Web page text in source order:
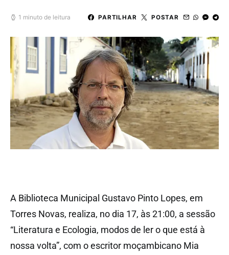
1 minuto de leitura PARTILHAR POSTAR
A Biblioteca Municipal Gustavo Pinto Lopes, em
Torres Novas, realiza, no dia 17, às 21:00, a sessão
“Literatura e Ecologia, modos de ler o que está à
nossa volta”, com o escritor moçambicano Mia